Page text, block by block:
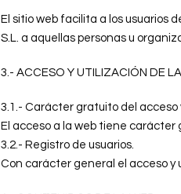
El sitio web facilita a los usuarios
S.L. a aquellas personas u
3.- ACCESO Y UTILIZACIÓN DE
3.1.- Carácter gratuito del acceso
El acceso a la web tiene carácter
3.2.- Registro de usuarios.
Con carácter general el acceso y